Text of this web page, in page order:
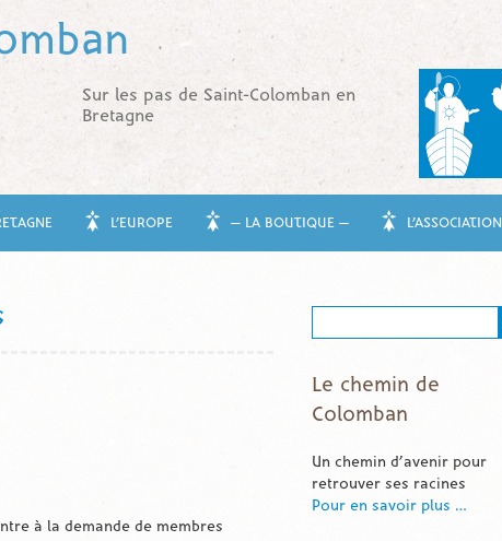
Sur les pas de Saint-Colomban en
Bretagne
L’EUROPE — LA BOUTIQUE — L’ASSOCIATION
à la demande de membres
Le chemin de
Colomban
Un chemin d’avenir pour
retrouver ses racines
Pour en savoir plus …